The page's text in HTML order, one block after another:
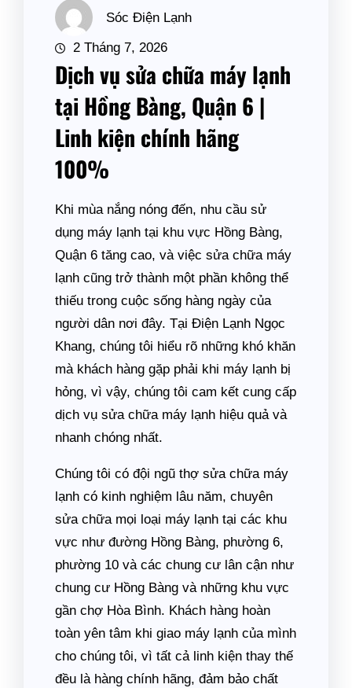
Sóc Điện Lạnh
2 Tháng 7, 2026
Dịch vụ sửa chữa máy lạnh
tại Hồng Bàng, Quận 6 |
Linh kiện chính hãng
100%
Khi mùa nắng nóng đến, nhu cầu sử
dụng máy lạnh tại khu vực Hồng Bàng,
Quận 6 tăng cao, và việc sửa chữa máy
lạnh cũng trở thành một phần không thể
thiếu trong cuộc sống hàng ngày của
người dân nơi đây. Tại Điện Lạnh Ngọc
Khang, chúng tôi hiểu rõ những khó khăn
mà khách hàng gặp phải khi máy lạnh bị
hỏng, vì vậy, chúng tôi cam kết cung cấp
dịch vụ sửa chữa máy lạnh hiệu quả và
nhanh chóng nhất.
Chúng tôi có đội ngũ thợ sửa chữa máy
lạnh có kinh nghiệm lâu năm, chuyên
sửa chữa mọi loại máy lạnh tại các khu
vực như đường Hồng Bàng, phường 6,
phường 10 và các chung cư lân cận như
chung cư Hồng Bàng và những khu vực
gần chợ Hòa Bình. Khách hàng hoàn
toàn yên tâm khi giao máy lạnh của mình
cho chúng tôi, vì tất cả linh kiện thay thế
đều là hàng chính hãng, đảm bảo chất